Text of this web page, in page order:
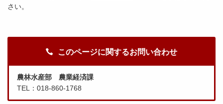
さい。
このページに関するお問い合わせ
農林水産部 農業経済課
TEL：018-860-1768